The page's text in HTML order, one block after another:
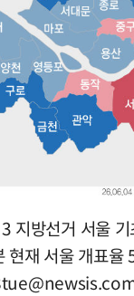
지방선거 서울
현재 서울 개표